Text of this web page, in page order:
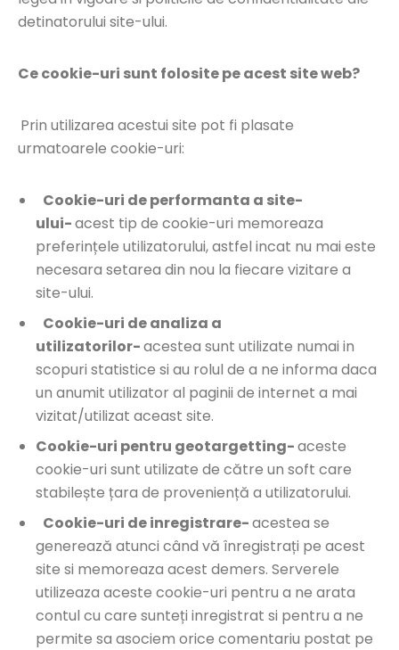
detinatorului site-ului.
Ce cookie-uri sunt folosite pe acest site web?
Prin utilizarea acestui site pot fi plasate
urmatoarele cookie-uri:
Cookie-uri de performanta a site-
ului-acest tip de cookie-uri memoreaza
preferințele utilizatorului, astfel incat nu mai este
necesara setarea din nou la fiecare vizitare a
site-ului.
Cookie-uri de analiza a
utilizatorilor-acestea sunt utilizate numai in
scopuri statistice si au rolul de a ne informa daca
un anumit utilizator al paginii de internet a mai
vizitat/utilizat aceast site.
Cookie-uri pentru geotargetting-aceste
cookie-uri sunt utilizate de către un soft care
stabilește țara de proveniență a utilizatorului.
Cookie-uri de inregistrare-acestea se
generează atunci când vă înregistrați pe acest
site si memoreaza acest demers. Serverele
utilizeaza aceste cookie-uri pentru a ne arata
contul cu care sunteți inregistrat si pentru a ne
permite sa asociem orice comentariu postat pe